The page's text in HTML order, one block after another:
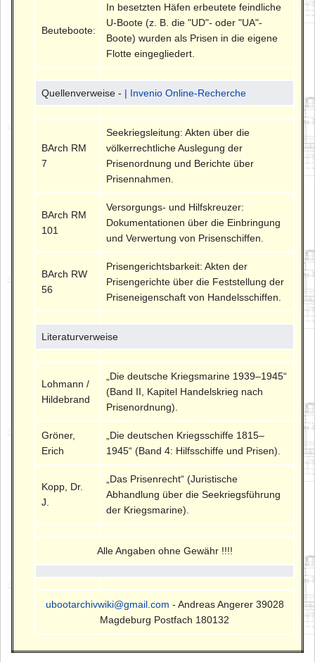
Beuteboote:
In besetzten Häfen erbeutete feindliche
U-Boote (z. B. die "UD"- oder "UA"-
Boote) wurden als Prisen in die eigene
Flotte eingegliedert.
Quellenverweise - | Invenio Online-Recherche
BArch RM
7
Seekriegsleitung: Akten über die
völkerrechtliche Auslegung der
Prisenordnung und Berichte über
Prisennahmen.
BArch RM
101
Versorgungs- und Hilfskreuzer:
Dokumentationen über die Einbringung
und Verwertung von Prisenschiffen.
BArch RW
56
Prisengerichtsbarkeit: Akten der
Prisengerichte über die Feststellung der
Priseneigenschaft von Handelsschiffen.
Literaturverweise
Lohmann /
Hildebrand
„Die deutsche Kriegsmarine 1939–1945“
(Band II, Kapitel Handelskrieg nach
Prisenordnung).
Gröner,
Erich
„Die deutschen Kriegsschiffe 1815–
1945“ (Band 4: Hilfsschiffe und Prisen).
Kopp, Dr.
J.
„Das Prisenrecht“ (Juristische
Abhandlung über die Seekriegsführung
der Kriegsmarine).
Alle Angaben ohne Gewähr !!!!
ubootarchivwiki@gmail.com - Andreas Angerer 39028
Magdeburg Postfach 180132